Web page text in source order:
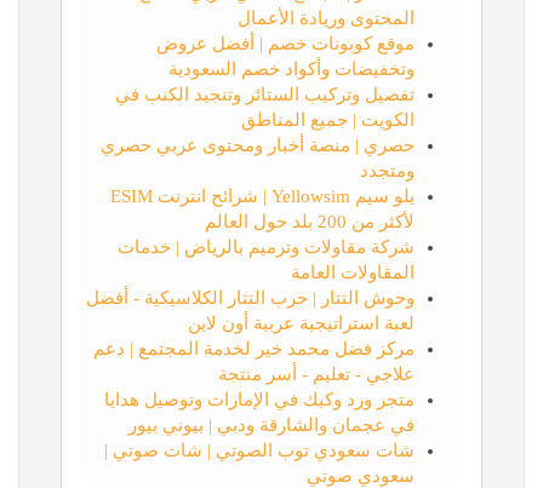
المحتوى وريادة الأعمال
موقع كوبونات خصم | أفضل عروض
وتخفيضات وأكواد خصم السعودية
تفصيل وتركيب الستائر وتنجيد الكنب في
الكويت | جميع المناطق
حصري | منصة أخبار ومحتوى عربي حصري
ومتجدد
يلو سيم Yellowsim | شرائح انترنت ESIM
لأكثر من 200 بلد حول العالم
شركة مقاولات وترميم بالرياض | خدمات
المقاولات العامة
وحوش التتار | حرب التتار الكلاسيكية - أفضل
لعبة استراتيجية عربية أون لاين
مركز فضل محمد خير لخدمة المجتمع | دعم
علاجي - تعليم - أسر منتجة
متجر ورد وكيك في الإمارات وتوصيل هدايا
في عجمان والشارقة ودبي | بيوني بيور
شات سعودي توب الصوتي | شات صوتي |
سعودي صوتي